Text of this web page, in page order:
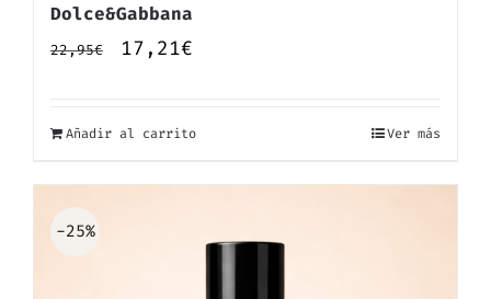
Dolce&Gabbana
22,95€
El
22,95€.
17,21€
17,21€.
Añadir al carrito Ver más
-25%